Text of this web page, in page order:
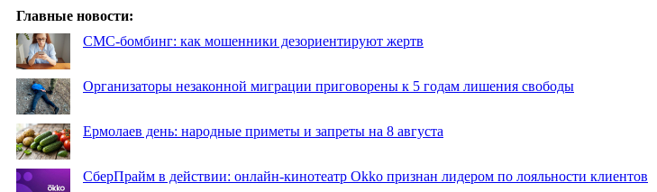
Главные новости:
СМС-бомбинг: как мошенники дезориентируют жертв
Организаторы незаконной миграции приговорены к 5 годам лишения свободы
Ермолаев день: народные приметы и запреты на 8 августа
СберПрайм в действии: онлайн-кинотеатр Okko признан лидером по лояльности клиентов